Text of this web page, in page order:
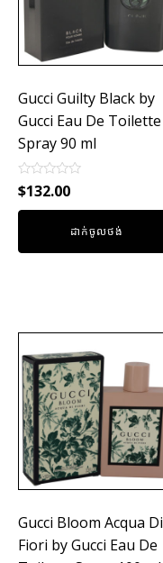
Gucci Guilty Black by
Gucci Eau De Toilette
Spray 90 ml
Rated
0
out
$132.00
ដាក់ចូលថង់
Gucci Bloom Acqua Di
Fiori by Gucci Eau De